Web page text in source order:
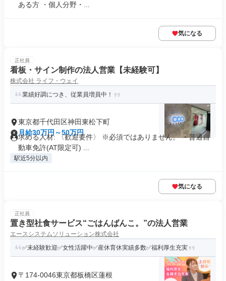
ある方 ・個人分野・...
気になる
正社員
看板・サイン制作の法人営業【未経験可】
株式会社 ライフ・ウェイ
業績好調につき、従業員増員中！
東京都千代田区神田東松下町
月給30万円～50万円
求める人材: 〈歓迎要件〉 ※必須ではありません。 ・普通自
動車免許(AT限定可) ...
駅近5分以内
気になる
正社員
置き型社食サービス“ごはんばんこ。”の法人営業
エースシステムソリューション株式会社
✅未経験歓迎✅女性活躍中✅産休育休実績多数✅福利厚生充実
〒174-0046東京都板橋区蓮根